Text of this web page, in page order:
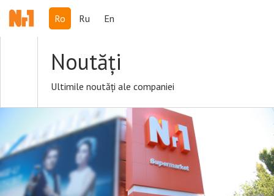
Ro Ru En
Noutăți
Ultimile noutăți ale companiei